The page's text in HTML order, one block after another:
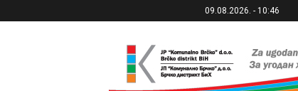
09.08.2026. - 10:46